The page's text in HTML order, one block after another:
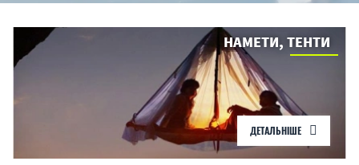
НАМЕТИ, ТЕНТИ
ДЕТАЛЬНІШЕ